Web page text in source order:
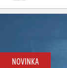
NOVINKA